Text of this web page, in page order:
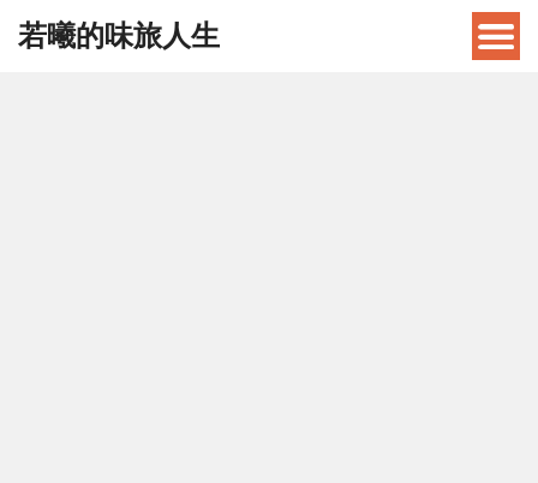
若曦的味旅人生